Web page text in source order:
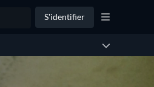
S'identifier